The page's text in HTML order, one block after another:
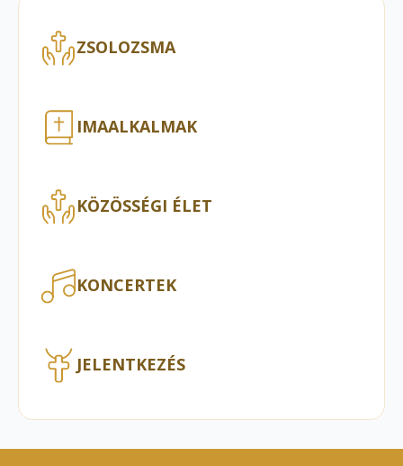
ZSOLOZSMA
IMAALKALMAK
KÖZÖSSÉGI ÉLET
KONCERTEK
JELENTKEZÉS